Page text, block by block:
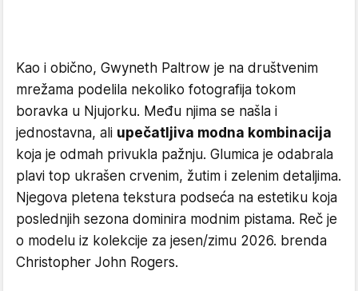
Kao i obično, Gwyneth Paltrow je na društvenim
mrežama podelila nekoliko fotografija tokom
boravka u Njujorku. Među njima se našla i
jednostavna, ali upečatljiva modna kombinacija
koja je odmah privukla pažnju. Glumica je odabrala
plavi top ukrašen crvenim, žutim i zelenim detaljima.
Njegova pletena tekstura podseća na estetiku koja
poslednjih sezona dominira modnim pistama. Reč je
o modelu iz kolekcije za jesen/zimu 2026. brenda
Christopher John Rogers.